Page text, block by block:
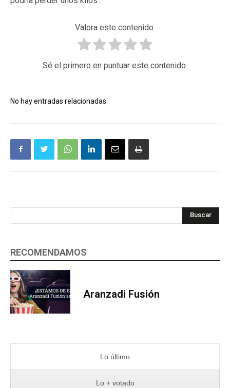
Valora este contenido.
Sé el primero en puntuar este contenido.
No hay entradas relacionadas
Buscar
RECOMENDAMOS
Aranzadi Fusión
Lo último
Lo + votado